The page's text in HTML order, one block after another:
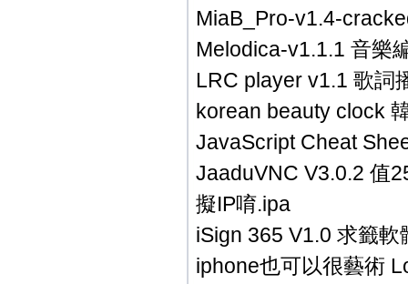
MiaB_Pro-v1.4-
Melodica-v1.1.1 音樂
LRC player v1.1 歌詞
korean beauty clock
JavaScript Cheat
JaaduVNC V3.0.2 值
擬IP唷.ipa
iSign 365 V1.0 求籤軟
iphone也可以很藝術